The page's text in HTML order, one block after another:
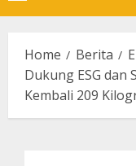
Menu
Home Berita
Dukung ESG dan
Kembali 209